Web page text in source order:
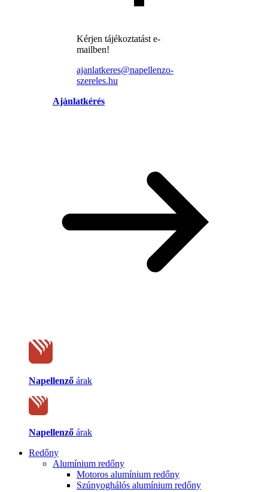
Kérjen tájékoztatást e-
mailben!
ajanlatkeres@napellenzo-
szereles.hu
Ajánlatkérés
Napellenző árak
Napellenző árak
Redőny
Alumínium redőny
Motoros alumínium redőny
Szúnyoghálós alumínium redőny